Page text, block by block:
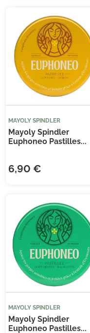
MAYOLY SPINDLER
Mayoly Spindler
Euphoneo Pastilles...
6,90 €
MAYOLY SPINDLER
Mayoly Spindler
Euphoneo Pastilles...